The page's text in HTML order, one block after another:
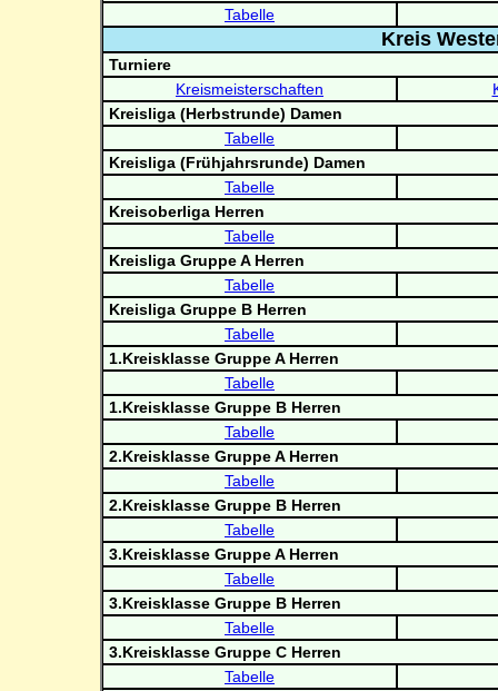
Tabelle
Kreis
Turniere
Kreismeisterschaften
Kreisliga (Herbstrunde) Damen
Tabelle
Kreisliga (Frühjahrsrunde) Damen
Tabelle
Kreisoberliga Herren
Tabelle
Kreisliga Gruppe A Herren
Tabelle
Kreisliga Gruppe B Herren
Tabelle
1.Kreisklasse Gruppe A Herren
Tabelle
1.Kreisklasse Gruppe B Herren
Tabelle
2.Kreisklasse Gruppe A Herren
Tabelle
2.Kreisklasse Gruppe B Herren
Tabelle
3.Kreisklasse Gruppe A Herren
Tabelle
3.Kreisklasse Gruppe B Herren
Tabelle
3.Kreisklasse Gruppe C Herren
Tabelle